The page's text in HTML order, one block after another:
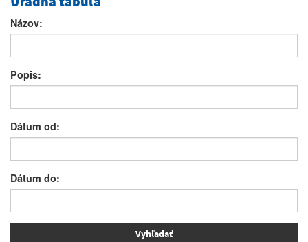
Názov:
Popis:
Dátum od:
Dátum do: